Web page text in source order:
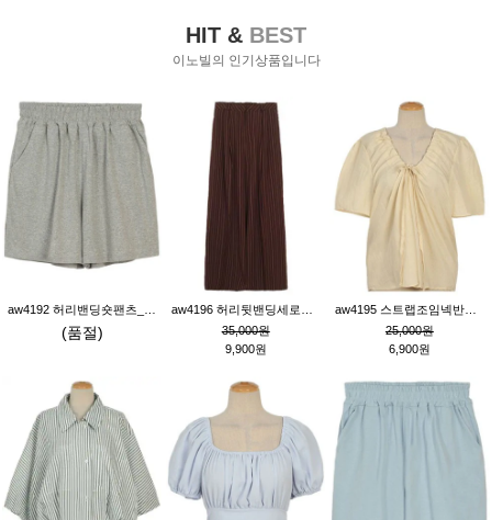
HIT & BEST
이노빌의 인기상품입니다
(품절)
35,000원
9,900원
25,000원
6,900원